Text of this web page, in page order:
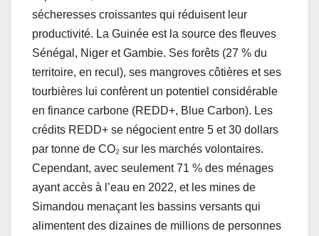
sécheresses croissantes qui réduisent leur
productivité. La Guinée est la source des fleuves
Sénégal, Niger et Gambie. Ses forêts (27 % du
territoire, en recul), ses mangroves côtières et ses
tourbières lui confèrent un potentiel considérable
en finance carbone (REDD+, Blue Carbon). Les
crédits REDD+ se négocient entre 5 et 30 dollars
par tonne de CO₂ sur les marchés volontaires.
Cependant, avec seulement 71 % des ménages
ayant accès à l’eau en 2022, et les mines de
Simandou menaçant les bassins versants qui
alimentent des dizaines de millions de personnes